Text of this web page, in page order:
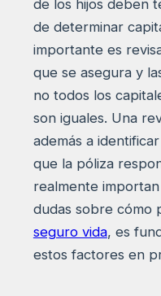
de los hijos deben
de determinar
importante es
que se asegura y
no todos los
son iguales. Una
además a
que la póliza
realmente
dudas sobre cómo
seguro vida, es
estos factores en